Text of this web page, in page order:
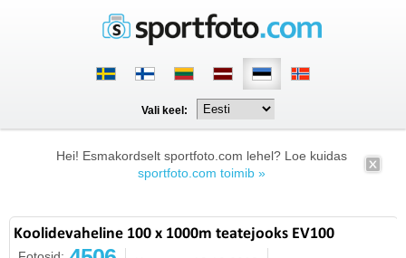
Vali keel:
Hei! Esmakordselt sportfoto.com lehel? Loe kuidas
sportfoto.com toimib »
Koolidevaheline 100 x 1000m teatejooks EV100